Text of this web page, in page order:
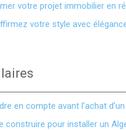
votre projet immobilier en
votre style avec
en compte avant l’achat
construire pour installer un